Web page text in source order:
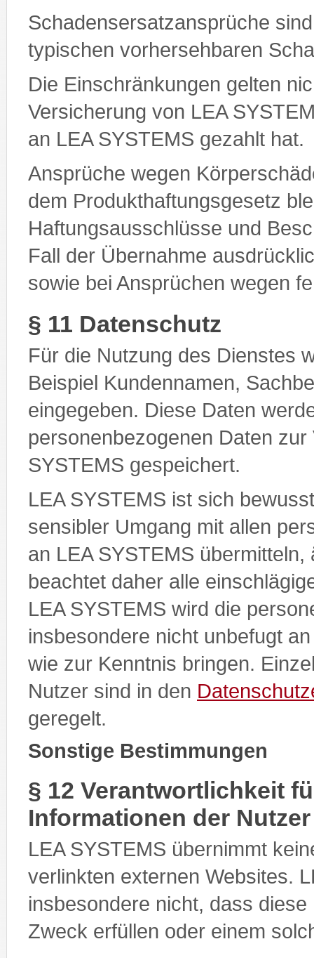
Schadensersatzansprüche
typischen vorhersehbaren
Die Einschränkungen gelten
Versicherung von LEA
an LEA SYSTEMS gezahlt hat.
Ansprüche wegen
dem Produkthaftungsgesetz
Haftungsausschlüsse und
Fall der Übernahme
sowie bei Ansprüchen wegen
§ 11 Datenschutz
Für die Nutzung des Dienstes
Beispiel Kundennamen,
eingegeben. Diese Daten
personenbezogenen Daten
SYSTEMS gespeichert.
LEA SYSTEMS ist sich
sensibler Umgang mit allen
an LEA SYSTEMS
beachtet daher alle
LEA SYSTEMS wird die
insbesondere nicht unbefugt
wie zur Kenntnis bringen.
Nutzer sind in den
geregelt.
Sonstige Bestimmungen
§ 12 Verantwortlichkeit
Informationen der Nutzer
LEA SYSTEMS übernimmt
verlinkten externen Websites.
insbesondere nicht, dass
Zweck erfüllen oder einem